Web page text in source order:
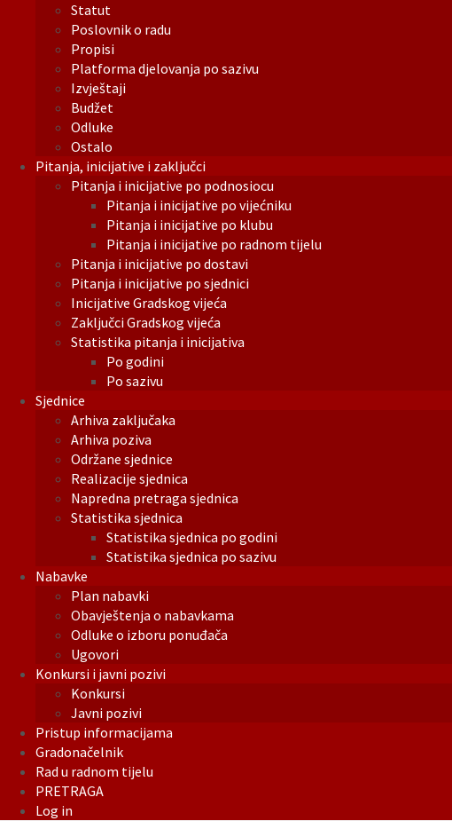
Statut
Poslovnik o radu
Propisi
Platforma djelovanja po sazivu
Izvještaji
Budžet
Odluke
Ostalo
Pitanja, inicijative i zaključci
Pitanja i inicijative po podnosiocu
Pitanja i inicijative po vijećniku
Pitanja i inicijative po klubu
Pitanja i inicijative po radnom tijelu
Pitanja i inicijative po dostavi
Pitanja i inicijative po sjednici
Inicijative Gradskog vijeća
Zaključci Gradskog vijeća
Statistika pitanja i inicijativa
Po godini
Po sazivu
Sjednice
Arhiva zaključaka
Arhiva poziva
Održane sjednice
Realizacije sjednica
Napredna pretraga sjednica
Statistika sjednica
Statistika sjednica po godini
Statistika sjednica po sazivu
Nabavke
Plan nabavki
Obavještenja o nabavkama
Odluke o izboru ponuđača
Ugovori
Konkursi i javni pozivi
Konkursi
Javni pozivi
Pristup informacijama
Gradonačelnik
Rad u radnom tijelu
PRETRAGA
Log in